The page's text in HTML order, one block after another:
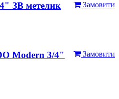
Замовити
ЗВ метелик
Замовити
Modern 3/4"